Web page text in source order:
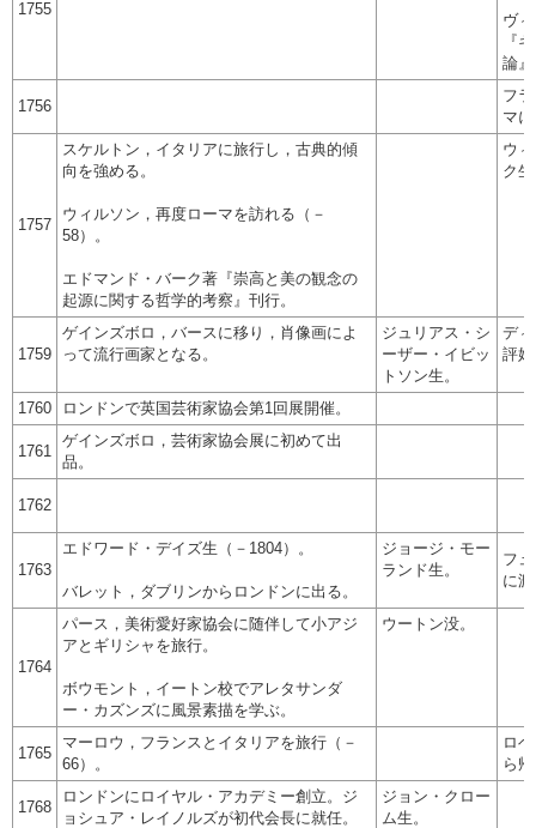
1755
ヴ
『
論
1756
フ
マ
1757
スケルトン，イタリアに旅行し，古典的傾
向を強める。
ウィルソン，再度ローマを訪れる（－
58）。
エドマンド・バーク著『崇高と美の観念の
起源に関する哲学的考察』刊行。
ウ
ク
1759
ゲインズボロ，バースに移り，肖像画によ
って流行画家となる。
ジュリアス・シ
ーザー・イビッ
トソン生。
デ
評
1760 ロンドンで英国芸術家協会第1回展開催。
1761
ゲインズボロ，芸術家協会展に初めて出
品。
1762
1763
エドワード・デイズ生（－1804）。
バレット，ダブリンからロンドンに出る。
ジョージ・モー
ランド生。
フ
に
1764
パース，美術愛好家協会に随伴して小アジ
アとギリシャを旅行。
ボウモント，イートン校でアレタサンダ
ー・カズンズに風景素描を学ぶ。
ウートン没。
1765
マーロウ，フランスとイタリアを旅行（－
66）。
ロ
ら
1768
ロンドンにロイヤル・アカデミー創立。ジ
ョシュア・レイノルズが初代会長に就任。
ジョン・クロー
ム生。